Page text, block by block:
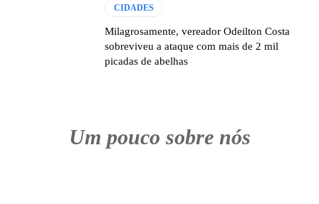
CIDADES
Milagrosamente, vereador Odeilton Costa
sobreviveu a ataque com mais de 2 mil
picadas de abelhas
Um pouco sobre nós